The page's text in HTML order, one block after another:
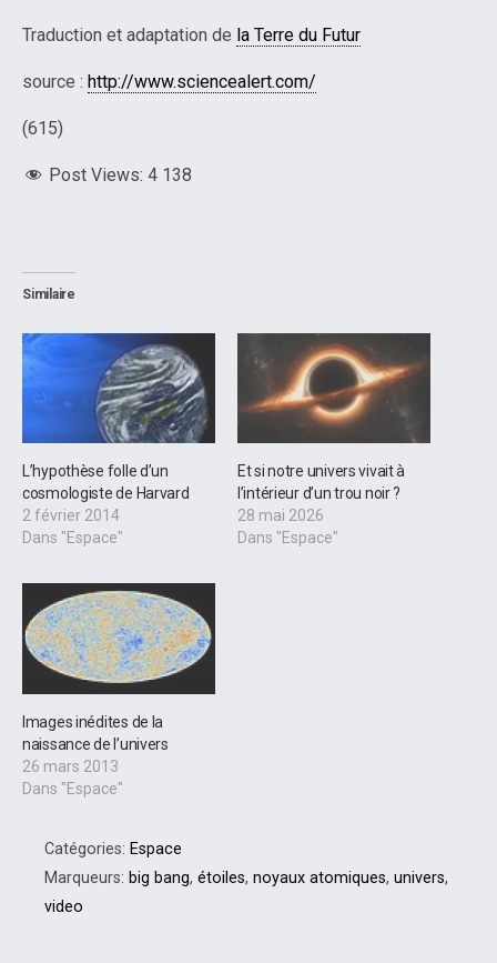
Traduction et adaptation de la Terre du Futur
source : http://www.sciencealert.com/
(615)
Post Views: 4 138
Similaire
L’hypothèse folle d’un
cosmologiste de Harvard
2 février 2014
Dans "Espace"
Et si notre univers vivait à
l’intérieur d’un trou noir ?
28 mai 2026
Dans "Espace"
Images inédites de la
naissance de l’univers
26 mars 2013
Dans "Espace"
Catégories: Espace
Marqueurs: big bang, étoiles, noyaux atomiques, univers,
video